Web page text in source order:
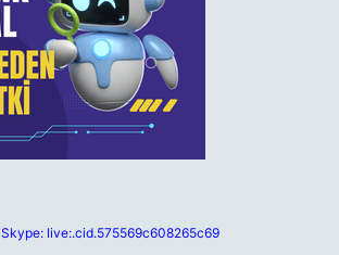
Skype: live:.cid.575569c608265c69